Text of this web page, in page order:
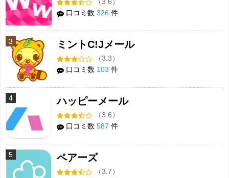
（3.6）
口コミ数 326 件
3 ミントC!Jメール
（3.3）
口コミ数 103 件
4 ハッピーメール
（3.6）
口コミ数 587 件
5 ペアーズ
（3.7）